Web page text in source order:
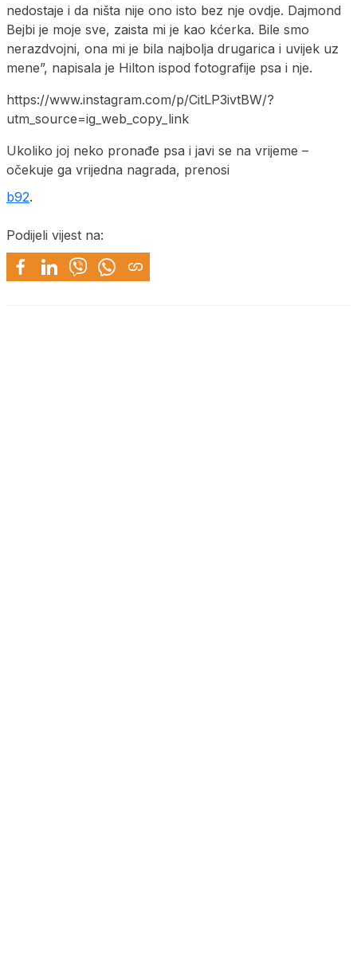
nedostaje i da ništa nije ono isto bez nje ovdje. Dajmond
Bejbi je moje sve, zaista mi je kao kćerka. Bile smo
nerazdvojni, ona mi je bila najbolja drugarica i uvijek uz
mene”, napisala je Hilton ispod fotografije psa i nje.
https://www.instagram.com/p/CitLP3ivtBW/?
utm_source=ig_web_copy_link
Ukoliko joj neko pronađe psa i javi se na vrijeme –
očekuje ga vrijedna nagrada, prenosi
b92.
Podijeli vijest na: